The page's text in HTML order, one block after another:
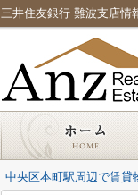
三井住友銀行 難波支店情
中央区本町駅周辺で賃